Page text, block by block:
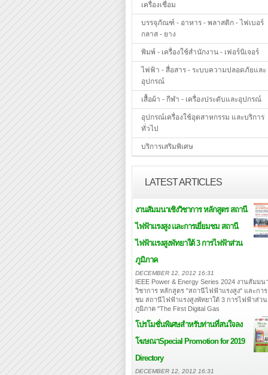
เครื่องเชื่อม
บรรจุภัณฑ์ - อาหาร - พลาสติก - ไฟเบอร์
กลาส - ยาง
พิมพ์ - เครื่องใช้สำนักงาน - เฟอร์นิเจอร์
ไฟฟ้า - สื่อสาร - ระบบความปลอดภัยและ
อุปกรณ์
เสื้อผ้า - กีฬา - เครื่องประดับและอุปกรณ์
อุปกรณ์เครื่องใช้อุตสาหกรรม และบริการ
ทั่วไป
บริการเสริมพิเศษ
LATEST ARTICLES
งานสัมมนาเชิงวิชาการ หลักสูตร สถานี
ไฟฟ้าแรงสูง และการเยี่ยมชม สถานี
ไฟฟ้าแรงสูงพัทยาใต้ 3 การไฟฟ้าส่วน
ภูมิภาค
DECEMBER 12, 2012 16:31
IEEE Power & Energy Series 2024 งานสัมมน
วิชาการ หลักสูตร "สถานีไฟฟ้าแรงสูง" และการ
ชม สถานีไฟฟ้าแรงสูงพัทยาใต้ 3 การไฟฟ้าส่วน
ภูมิภาค "The First Digital Gas
โปรโมชั่นพิเศษสำหรับท่านที่สนใจลง
โฆษณาSpecial Promotion for 2019
Directory
DECEMBER 12, 2012 16:31